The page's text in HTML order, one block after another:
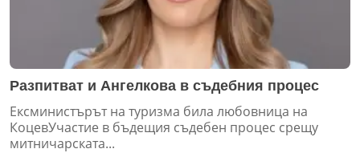
Разпитват и Ангелкова в съдебния процес
Ексминистърът на туризма била любовница на
КоцевУчастие в бъдещия съдебен процес срещу
митничарската...